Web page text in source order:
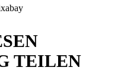
TEILEN